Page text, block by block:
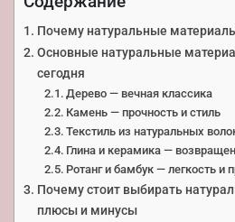
Почему натуральные
Основные натуральные
сегодня
Дерево — вечная классика
Камень — прочность и стиль
Текстиль из натуральных
Глина и керамика —
Ротанг и бамбук — легкость и
Почему стоит выбирать
плюсы и минусы